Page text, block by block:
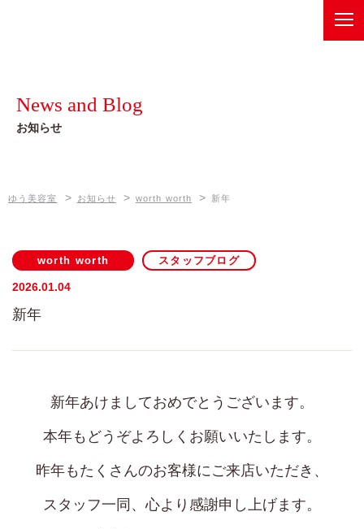
ベルジュバンスボヌールスパ
Unity
coco Porte
お知らせ
Company
会社概要
お問い合わせは、各店舗へ
025-229-2483
営業時間 9:00~18:00
ゆう美容室 eQule
025-211-4976
News and Blog
お知らせ
ゆう美容室 > お知らせ > worth worth > 新年
worth worth スタッフブログ
2026.01.04
新年
新年あけましておめでとうございます。
本年もどうぞよろしくお願いいたします。
昨年もたくさんのお客様にご来店いただき、
スタッフ一同、心より感謝申し上げます。